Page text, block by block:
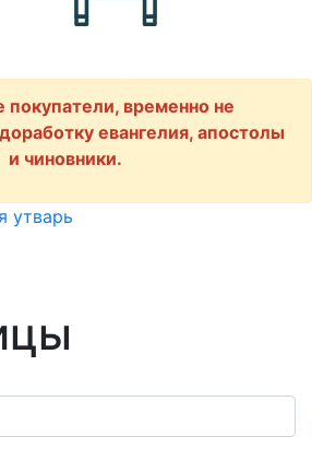
временно не
евангелия, апостолы
и чиновники.
утварь